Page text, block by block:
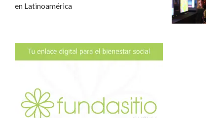
en Latinoamérica